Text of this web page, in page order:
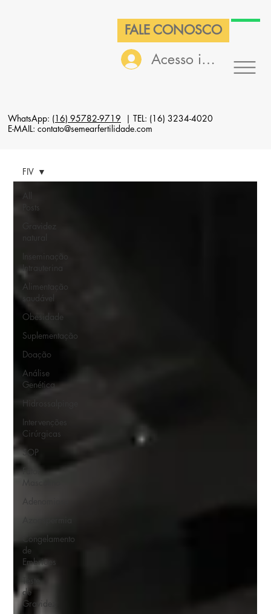
FALE CONOSCO
Acesso interno
WhatsApp: (16) 95782-9719 | TEL: (16) 3234-4020
E-MAIL: contato@semearfertilidade.com
Posts
Gravidez
Intrauterina
Alimentação
saudável
Obesidade
Suplementação
Doação
Análise
Genética
Hidrossalpinge
Intervenções
Cirúrgicas
SOP
Fator
Congelamento
de
Embriões
Teste
de
Gravidez
FIV